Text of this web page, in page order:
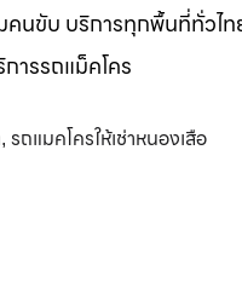
นขับ บริการทุกพื้นที่ทั่วไ
ารรถแม็คโคร
, รถแมคโครให้เช่าหนองเสือ